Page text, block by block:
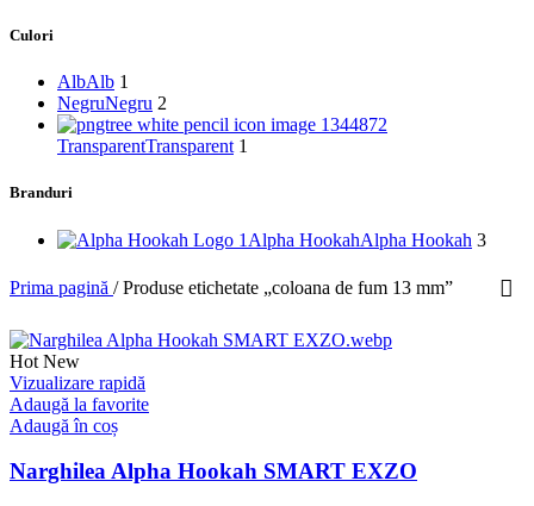
Culori
AlbAlb 1
NegruNegru 2
TransparentTransparent 1
Branduri
Alpha HookahAlpha Hookah 3
Prima pagină / Produse etichetate „coloana de fum 13 mm”
Hot New
Vizualizare rapidă
Adaugă la favorite
Adaugă în coș
Narghilea Alpha Hookah SMART EXZO